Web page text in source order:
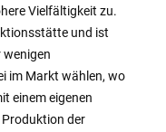
Vielfältigkeit zu.
und ist
im Markt wählen, wo
einem eigenen
der